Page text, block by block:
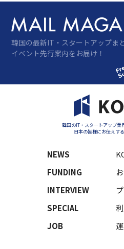
韓国の最新IT・スタートアップま
イベント先行案内をお届け！
韓国のIT・スタートアップ業
日本の皆様にお伝えする
NEWS
FUNDING
INTERVIEW
SPECIAL
JOB